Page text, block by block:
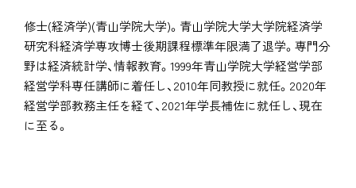
修士(経済学)(青山学院大学)。青山学院大学大学院経済学
研究科経済学専攻博士後期課程標準年限満了退学。専門分
野は経済統計学、情報教育。1999年青山学院大学経営学部
経営学科専任講師に着任し、2010年同教授に就任。2020年
経営学部教務主任を経て、2021年学長補佐に就任し、現在
に至る。